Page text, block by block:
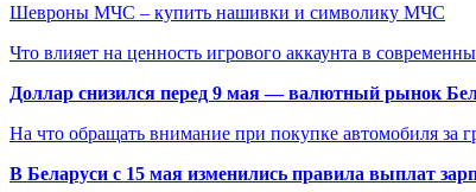
Шевроны МЧС – купить нашивки и символику МЧС
Что влияет на ценность игрового аккаунта в
Доллар снизился перед 9 мая — валютный рынок
На что обращать внимание при покупке автомобиля за
В Беларуси с 15 мая изменились правила выплат